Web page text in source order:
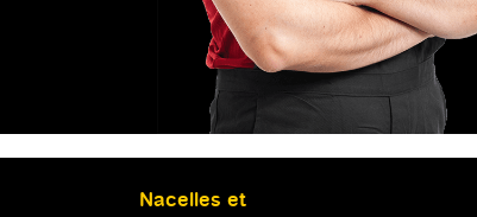
Nacelles et